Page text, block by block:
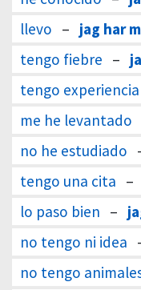
llevo – jag har
tengo fiebre –
tengo experiencia
me he levantado
no he estudiado
tengo una cita –
lo paso bien –
no tengo ni idea
no tengo